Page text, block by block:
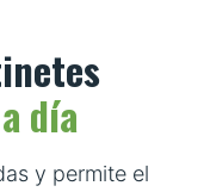
día
y permite el